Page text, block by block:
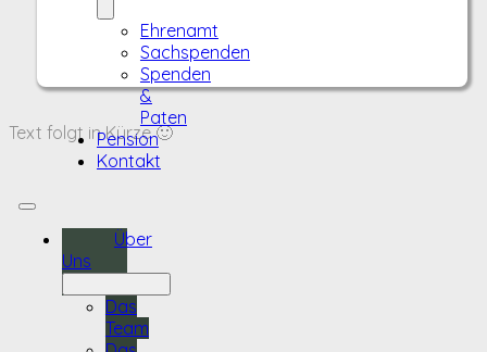
Ehrenamt
Sachspenden
Spenden
&
Paten
Pension
Kontakt
Über
Uns
Das
Team
Text folgt in Kürze 🙂